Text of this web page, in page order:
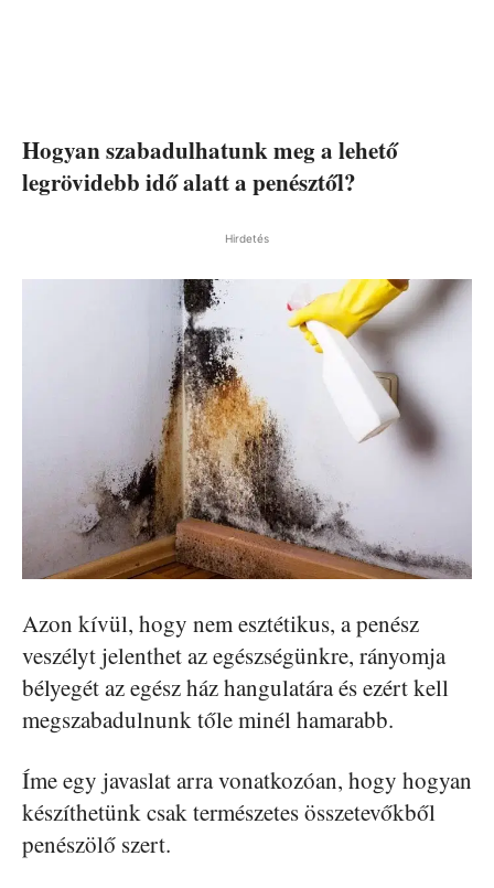
Hogyan szabadulhatunk meg a lehető
legrövidebb idő alatt a penésztől?
Hirdetés
Azon kívül, hogy nem esztétikus, a penész
veszélyt jelenthet az egészségünkre, rányomja
bélyegét az egész ház hangulatára és ezért kell
megszabadulnunk tőle minél hamarabb.
Íme egy javaslat arra vonatkozóan, hogy hogyan
készíthetünk csak természetes összetevőkből
penészölő szert.